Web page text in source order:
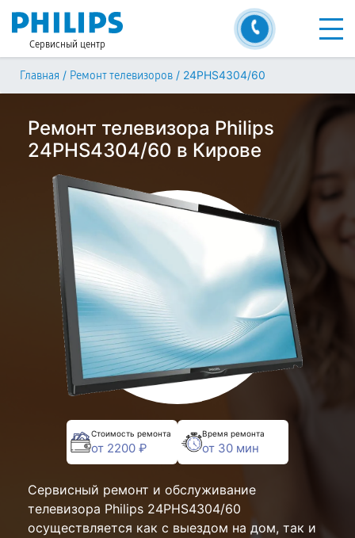
Сервисный центр
Главная / Ремонт телевизоров / 24PHS4304/60
Ремонт телевизора Philips
24PHS4304/60 в Кирове
Стоимость ремонта
от 2200 ₽
Время ремонта
от 30 мин
Сервисный ремонт и обслуживание
телевизора Philips 24PHS4304/60
осуществляется как с выездом на дом, так и